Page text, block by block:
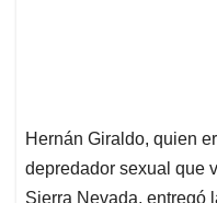
Hernán Giraldo, quien
depredador sexual que
Sierra Nevada, entregó